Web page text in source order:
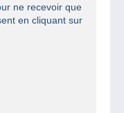
ne recevoir que
en cliquant sur